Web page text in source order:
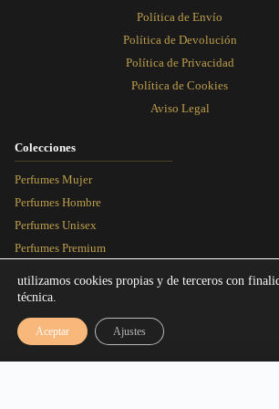
Política de Envío
Política de Devolución
Política de Privacidad
Política de Cookies
Aviso Legal
Colecciones
Perfumes Mujer
Perfumes Hombre
Perfumes Unisex
Perfumes Premium
Artículos
Equivalencias
utilizamos cookies propias y de terceros con
técnica.
Aceptar Ajustes